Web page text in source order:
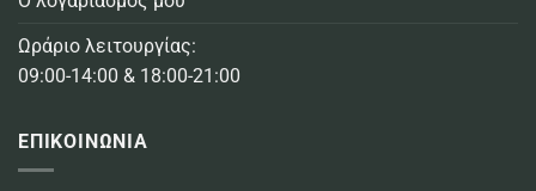
Ωράριο λειτουργίας:
09:00-14:00 & 18:00-21:00
ΕΠΙΚΟΙΝΩΝΙΑ